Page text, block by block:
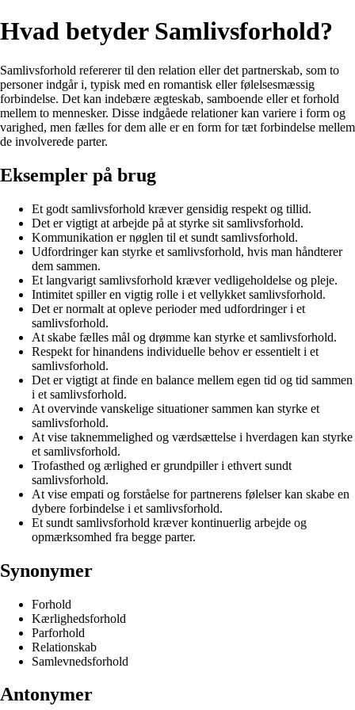
Hvad betyder Samlivsforhold?
Samlivsforhold refererer til den relation eller det partnerskab, som to
personer indgår i, typisk med en romantisk eller følelsesmæssig
forbindelse. Det kan indebære ægteskab, samboende eller et forhold
mellem to mennesker. Disse indgåede relationer kan variere i form og
varighed, men fælles for dem alle er en form for tæt forbindelse mellem
de involverede parter.
Eksempler på brug
Et godt samlivsforhold kræver gensidig respekt og tillid.
Det er vigtigt at arbejde på at styrke sit samlivsforhold.
Kommunikation er nøglen til et sundt samlivsforhold.
Udfordringer kan styrke et samlivsforhold, hvis man håndterer
dem sammen.
Et langvarigt samlivsforhold kræver vedligeholdelse og pleje.
Intimitet spiller en vigtig rolle i et vellykket samlivsforhold.
Det er normalt at opleve perioder med udfordringer i et
samlivsforhold.
At skabe fælles mål og drømme kan styrke et samlivsforhold.
Respekt for hinandens individuelle behov er essentielt i et
samlivsforhold.
Det er vigtigt at finde en balance mellem egen tid og tid sammen
i et samlivsforhold.
At overvinde vanskelige situationer sammen kan styrke et
samlivsforhold.
At vise taknemmelighed og værdsættelse i hverdagen kan styrke
et samlivsforhold.
Trofasthed og ærlighed er grundpiller i ethvert sundt
samlivsforhold.
At vise empati og forståelse for partnerens følelser kan skabe en
dybere forbindelse i et samlivsforhold.
Et sundt samlivsforhold kræver kontinuerlig arbejde og
opmærksomhed fra begge parter.
Synonymer
Forhold
Kærlighedsforhold
Parforhold
Relationskab
Samlevnedsforhold
Antonymer